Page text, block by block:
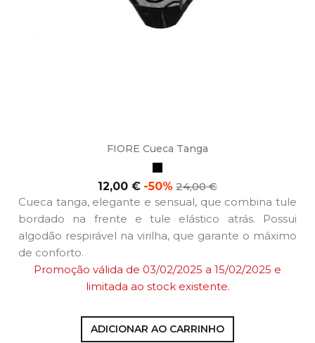
FIORE Cueca Tanga
Preço
12,00 € -50% Preço
normal
24,00 €
Cueca tanga, elegante e sensual, que combina tule
bordado na frente e tule elástico atrás. Possui
algodão respirável na virilha, que garante o máximo
de conforto.
Promoção válida de 03/02/2025 a 15/02/2025 e
limitada ao stock existente.
ADICIONAR AO CARRINHO